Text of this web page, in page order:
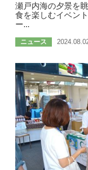
瀬戸内海の夕景を
食を楽しむイベン
ー...
ニュース